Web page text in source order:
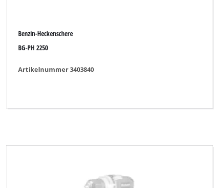
Benzin-Heckenschere
BG-PH 2250
Artikelnummer 3403840